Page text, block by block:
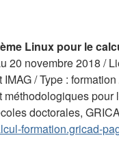
Linux pour le
20 novembre 2018 /
/ Type :
méthodologiques pour
doctorales,
formation.gricad-